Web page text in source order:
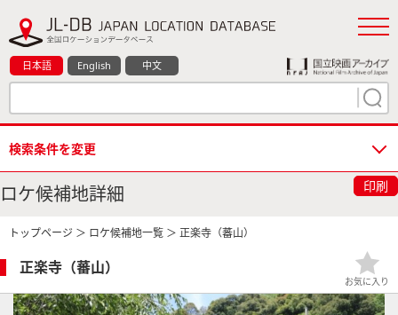
日本語 English 中文
検索条件を変更
ロケ候補地詳細 印刷
トップページ ＞ ロケ候補地一覧 ＞ 正楽寺（蕃山）
正楽寺（蕃山）
お気に入り